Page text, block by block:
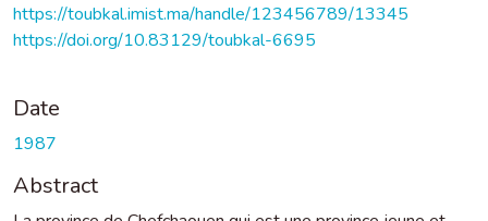
https://toubkal.imist.ma/handle/123456789/13345
https://doi.org/10.83129/toubkal-6695
Date
1987
Abstract